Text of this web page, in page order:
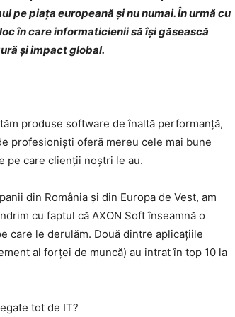
pe piața europeană și nu numai. În urmă cu
în care informaticienii să își găsească
și impact global.
produse software de înaltă performanță,
profesioniști oferă mereu cele mai bune
pe care clienții noștri le au.
din România și din Europa de Vest, am
cu faptul că AXON Soft înseamnă o
care le derulăm. Două dintre aplicațiile
al forței de muncă) au intrat în top 10 la
tot de IT?